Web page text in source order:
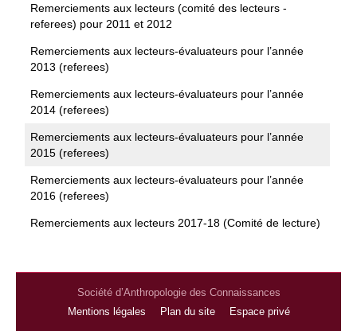
Remerciements aux lecteurs (comité des lecteurs -
referees) pour 2011 et 2012
Remerciements aux lecteurs-évaluateurs pour l’année
2013 (referees)
Remerciements aux lecteurs-évaluateurs pour l’année
2014 (referees)
Remerciements aux lecteurs-évaluateurs pour l’année
2015 (referees)
Remerciements aux lecteurs-évaluateurs pour l’année
2016 (referees)
Remerciements aux lecteurs 2017-18 (Comité de lecture)
Société d’Anthropologie des Connaissances
Mentions légales
Plan du site Espace privé